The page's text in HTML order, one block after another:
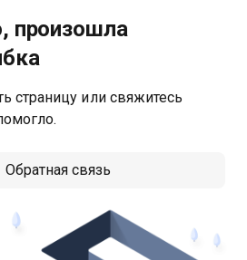
произошла
страницу или свяжитесь
Обратная связь